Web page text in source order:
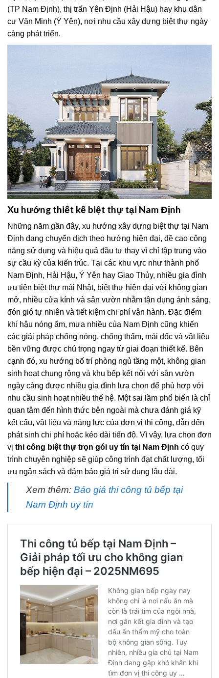
(TP Nam Định), thị trấn Yên Định (Hải Hậu) hay khu dân
cư Văn Minh (Ý Yên), nơi nhu cầu xây dựng biệt thự ngày
càng phát triển.
Xu hướng thiết kế biệt thự tại Nam Định
Những năm gần đây, xu hướng xây dựng biệt thự tại Nam
Định đang chuyển dịch theo hướng hiện đại, đề cao công
năng sử dụng và hiệu quả đầu tư thay vì chỉ tập trung vào
sự cầu kỳ của kiến trúc. Tại các khu vực như thành phố
Nam Định, Hải Hậu, Ý Yên hay Giao Thủy, nhiều gia đình
ưu tiên biệt thự mái Nhật, biệt thự hiện đại với không gian
mở, nhiều cửa kính và sân vườn nhằm tận dụng ánh sáng,
đón gió tự nhiên và tiết kiệm chi phí vận hành. Đặc điểm
khí hậu nóng ẩm, mưa nhiều của Nam Định cũng khiến
các giải pháp chống nóng, chống thấm, mái dốc và vật liệu
bền vững được chú trọng ngay từ giai đoạn thiết kế. Bên
cạnh đó, xu hướng bố trí phòng ngủ tầng một, không gian
sinh hoạt chung rộng và khu bếp kết nối với sân vườn
ngày càng được nhiều gia đình lựa chọn để phù hợp với
nhu cầu sinh hoạt nhiều thế hệ. Một sai lầm phổ biến là chỉ
quan tâm đến hình thức bên ngoài mà chưa đánh giá kỹ
kết cấu, vật liệu và năng lực của đơn vị thi công, dẫn đến
phát sinh chi phí hoặc kéo dài tiến độ. Vì vậy, lựa chọn đơn
vị thi công biệt thự trọn gói uy tín tại Nam Định có quy
trình chuyên nghiệp sẽ giúp công trình đạt chất lượng, tối
ưu ngân sách và đảm bảo giá trị sử dụng lâu dài.
Xem thêm: Báo giá thi công tủ bếp tại
Nam Định uy tín